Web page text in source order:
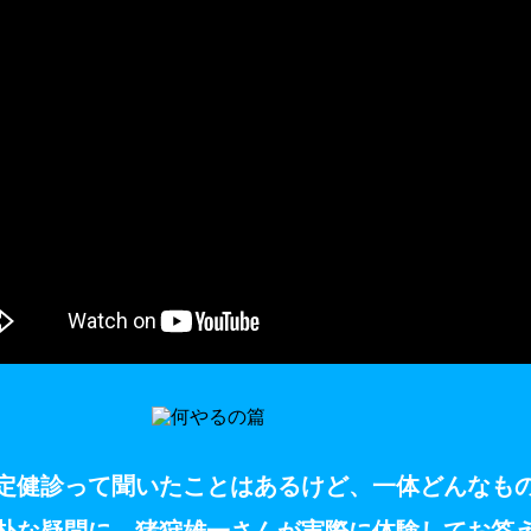
健診って聞いたことはあるけど、一体どんなも